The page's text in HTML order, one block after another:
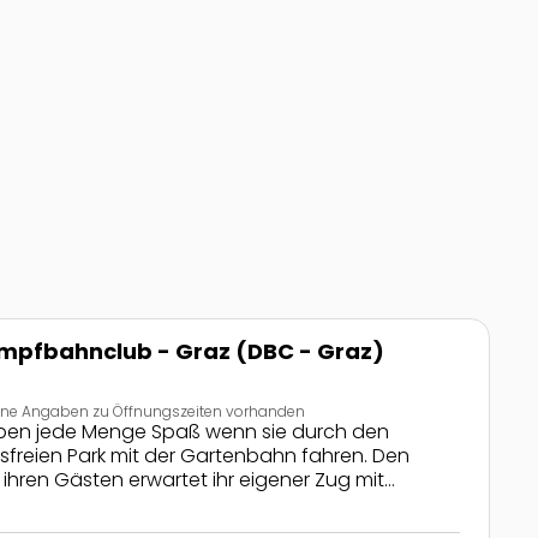
- Graz (DBC - Graz)
Angaben zu Öffnungszeiten vorhanden
jede Menge Spaß wenn sie durch den
Park mit der Gartenbahn fahren. Den
Gästen erwartet ihr eigener Zug mit